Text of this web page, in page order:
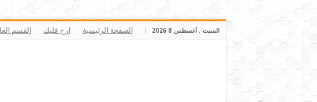
السبت , أغسطس 8 2026 الصفحة الرئيسية ارح قلبك القسم